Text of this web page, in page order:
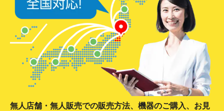
無人店舗・無人販売での販売方法、機器のご購入、お見